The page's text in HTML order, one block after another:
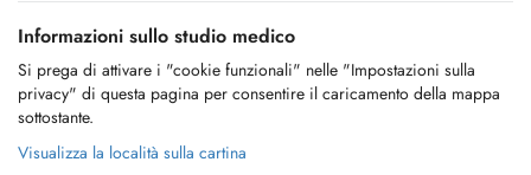
Informazioni sullo studio medico
Si prega di attivare i "cookie funzionali" nelle "Impostazioni sulla
privacy" di questa pagina per consentire il caricamento della mappa
sottostante.
Visualizza la località sulla cartina